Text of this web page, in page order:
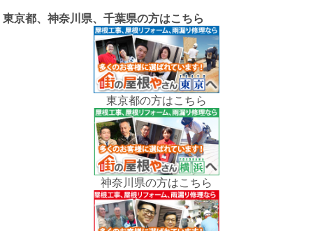
東京都、神奈川県、千葉県の方はこちら
東京都の方はこちら
神奈川県の方はこちら